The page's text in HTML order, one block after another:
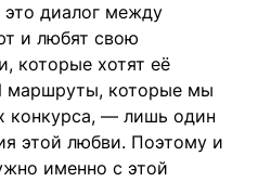
диалог между
и любят свою
которые хотят её
маршруты, которые мы
конкурса, — лишь один
этой любви. Поэтому и
именно с этой